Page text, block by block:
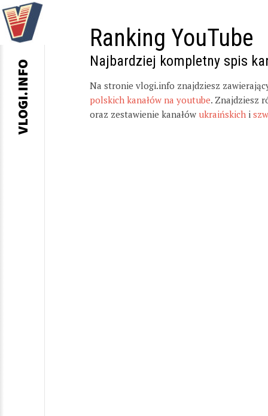
Ranking YouTube
Najbardziej kompletny spis
Na stronie vlogi.info znajdziesz
polskich kanałów na youtube. Znajdziesz
oraz zestawienie kanałów ukraińskich i
VLOGI.INFO